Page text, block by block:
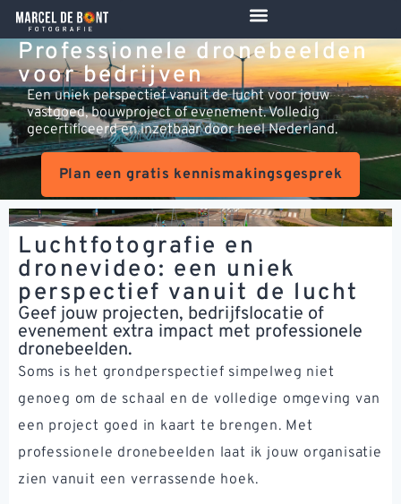
de
inhoud
Professionele dronebeelden
voor bedrijven
Een uniek perspectief vanuit de lucht voor jouw
vastgoed, bouwproject of evenement. Volledig
gecertificeerd en inzetbaar door heel Nederland.
Plan een gratis kennismakingsgesprek
Luchtfotografie en
dronevideo: een uniek
perspectief vanuit de lucht
Geef jouw projecten, bedrijfslocatie of
evenement extra impact met professionele
dronebeelden.
Soms is het grondperspectief simpelweg niet
genoeg om de schaal en de volledige omgeving van
een project goed in kaart te brengen. Met
professionele dronebeelden laat ik jouw organisatie
zien vanuit een verrassende hoek.